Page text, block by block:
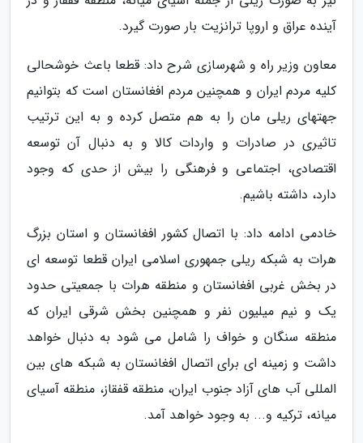
آینده عراق و اروپا ترانزیت بار صورت گیرد.
معاون وزیر راه و شهرسازی شرح داد: قطعا باعث خوشحالی
کلیه مردم ایران و همچنین مردم افغانستان است که بتوانیم
جهتهای ریلی مان را به هم متصل کرده و به این ترتیب
تاثیری در صادرات و واردات کالا و به دنبال آن توسعه
اقتصادی، اجتماعی و فرهنگی را بیش از حدی که وجود
دارد، داشته باشیم.
خادمی ادامه داد: با اتصال کشور افغانستان و استان بزرگ
هرات به شبکه ریلی جمهوری اسلامی ایران قطعا توسعه ای
در بخش غربی افغانستان و منطقه هرات با جمعیتی حدود
یک و نیم میلیون نفر و همچنین بخش شرقی ایران که
منطقه سنگان و خواف را شامل می شود به دنبال خواهد
داشت و زمینه ای برای اتصال افغانستان به شبکه های بین
المللی آب های آزاد جنوب ایران، منطقه قفقاز، منطقه آسیای
میانه، ترکیه و... به وجود خواهد آمد.